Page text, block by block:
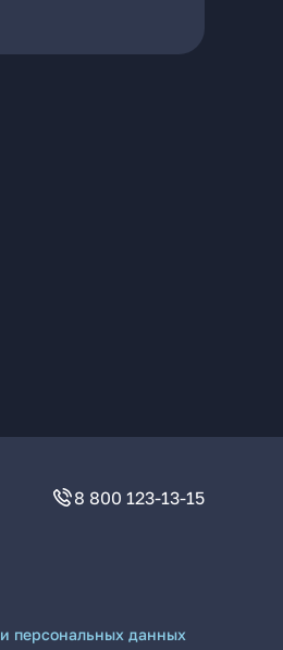
8 800 123-13-15
персональных данных